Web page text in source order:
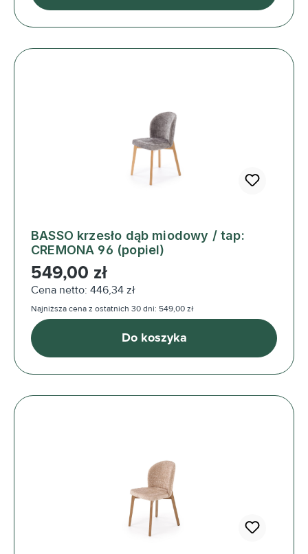
BASSO krzesło dąb miodowy / tap:
CREMONA 96 (popiel)
Cena regularna:
549,00 zł
Cena netto: 446,34 zł
Najniższa cena z ostatnich 30 dni: 549,00 zł
Do koszyka